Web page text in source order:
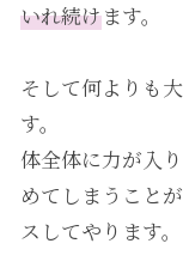
いれ続けます。
そして何よりも大
す。
体全体に力が入
めてしまうこと
スしてやります。